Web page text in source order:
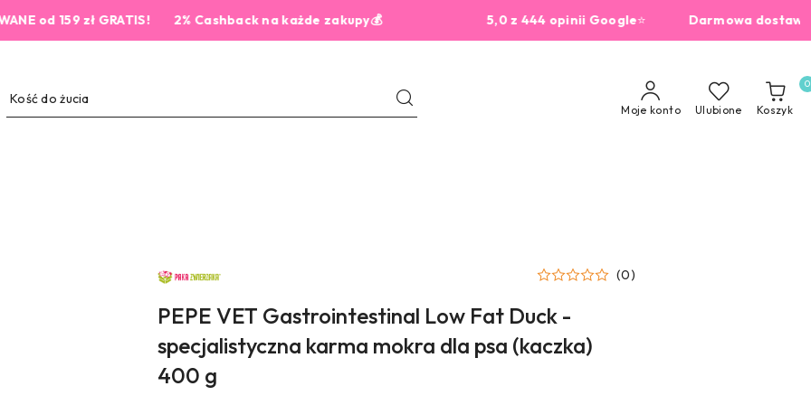
159 zł GRATIS! 2% Cashback na każde zakupy💰 5,0 z 444 opinii Google ⭐Darmowa dostawa od
Moje konto Ulubione Koszyk
0
NAZWA
PRODUCENTA:
ZWIERZAKA
(0)
PEPE VET Gastrointestinal Low Fat Duck -
specjalistyczna karma mokra dla psa (kaczka)
400 g